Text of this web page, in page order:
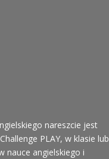
nareszcie jest
PLAY, w klasie lub
nauce angielskiego i